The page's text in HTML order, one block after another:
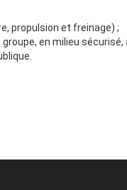
propulsion et freinage) ;
en milieu